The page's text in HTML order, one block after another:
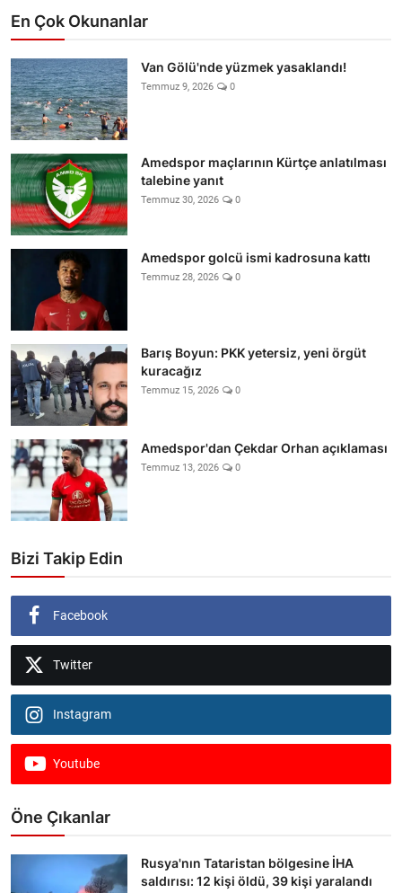
En Çok Okunanlar
Van Gölü'nde yüzmek yasaklandı!
Temmuz 9, 2026 0
Amedspor maçlarının Kürtçe anlatılması
talebine yanıt
Temmuz 30, 2026 0
Amedspor golcü ismi kadrosuna kattı
Temmuz 28, 2026 0
Barış Boyun: PKK yetersiz, yeni örgüt
kuracağız
Temmuz 15, 2026 0
Amedspor'dan Çekdar Orhan açıklaması
Temmuz 13, 2026 0
Bizi Takip Edin
Facebook
Twitter
Instagram
Youtube
Öne Çıkanlar
Rusya'nın Tataristan bölgesine İHA
saldırısı: 12 kişi öldü, 39 kişi yaralandı